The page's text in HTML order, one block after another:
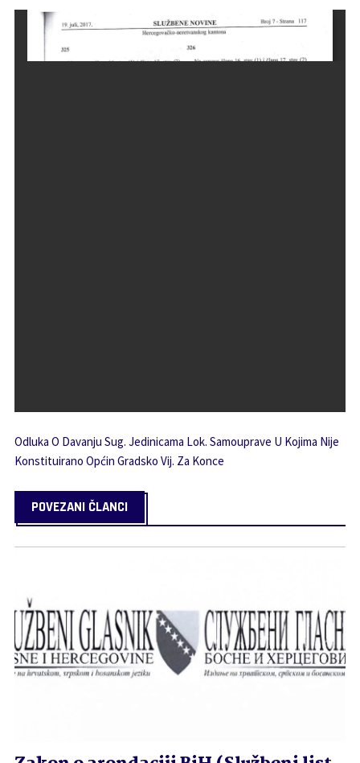
Odluka O Davanju Sug. Jedinicama Lok. Samouprave U Kojima Nije
Konstituirano Općin Gradsko Vij. Za Konce
POVEZANI ČLANCI